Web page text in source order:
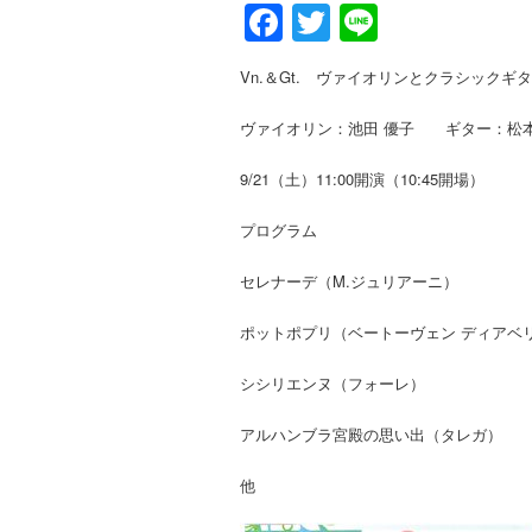
Facebook
Twitter
Vn.＆Gt. ヴァイオリンとクラシックギ
ヴァイオリン：池田 優子 ギター：松
9/21（土）11:00開演（10:45開場）
プログラム
セレナーデ（M.ジュリアーニ）
ポットポプリ（ベートーヴェン ディアベ
シシリエンヌ（フォーレ）
アルハンブラ宮殿の思い出（タレガ）
他